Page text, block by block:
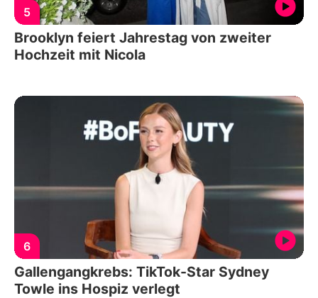
5
Brooklyn feiert Jahrestag von zweiter
Hochzeit mit Nicola
6
Gallengangkrebs: TikTok-Star Sydney
Towle ins Hospiz verlegt